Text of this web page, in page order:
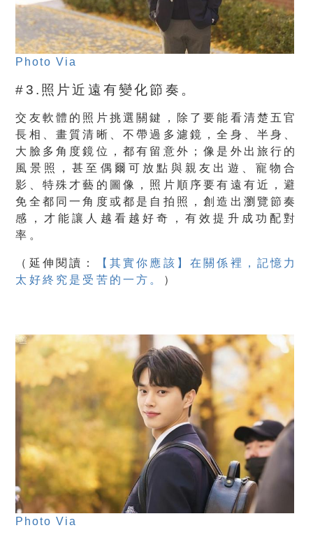
Photo Via
#3.照片近遠有變化節奏。
交友軟體的照片挑選關鍵，除了要能看清楚五官
長相、畫質清晰、不帶過多濾鏡，全身、半身、
大臉多角度鏡位，都有留意外；像是外出旅行的
風景照，甚至偶爾可放點與親友出遊、寵物合
影、特殊才藝的圖像，照片順序要有遠有近，避
免全都同一角度或都是自拍照，創造出瀏覽節奏
感，才能讓人越看越好奇，有效提升成功配對
率。
（ 延伸閱讀：
【其實你應該】在關係裡，記憶力
太好終究是受苦的一方。
）
Photo Via